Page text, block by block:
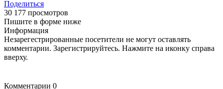
Поделиться
30 177 просмотров
Пишите в форме ниже
Информация
Незарегестрированные посетители не могут оставлять
комментарии. Зарегистрируйтесь. Нажмите на иконку справа
вверху.
Комментарии 0